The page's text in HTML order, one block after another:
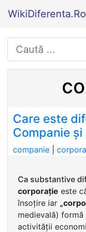
WikiDiferenta.Ro
Care este
Companie
companie
Ca substantive
corporație este
însoțire iar
medievală)
activității